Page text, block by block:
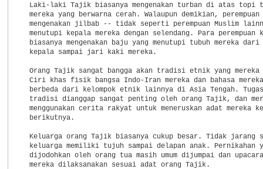
Laki-laki Tajik biasanya mengenakan turban di atas topi
mereka yang berwarna cerah. Walaupun demikian, perempuan
mengenakan jilbab -- tidak seperti perempuan Muslim
menutupi kepala mereka dengan selendang. Para perempuan
biasanya mengenakan baju yang menutupi tubuh mereka dari
  kepala sampai jari kaki mereka.
Orang Tajik sangat bangga akan tradisi etnik yang mereka
Ciri khas fisik bangsa Indo-Iran mereka dan bahasa
berbeda dari kelompok etnik lainnya di Asia Tengah.
tradisi dianggap sangat penting oleh orang Tajik, dan
menggunakan cerita rakyat untuk meneruskan adat mereka
  berikutnya.
Keluarga orang Tajik biasanya cukup besar. Tidak jarang
keluarga memiliki tujuh sampai delapan anak. Pernikahan
dijodohkan oleh orang tua masih umum dijumpai dan
  mereka dilaksanakan sesuai adat orang Tajik.